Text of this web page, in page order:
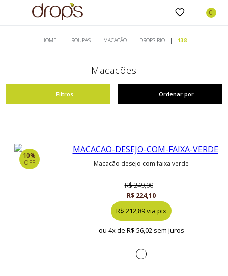
ROUPAS MACACÃO DROPS RIO 138
Macacões
Filtros Ordenar por
10%
OFF
macacão desejo com faixa verde
R$ 249,00
R$ 224,10
R$ 212,89 via pix
ou 4x de R$ 56,02 sem juros